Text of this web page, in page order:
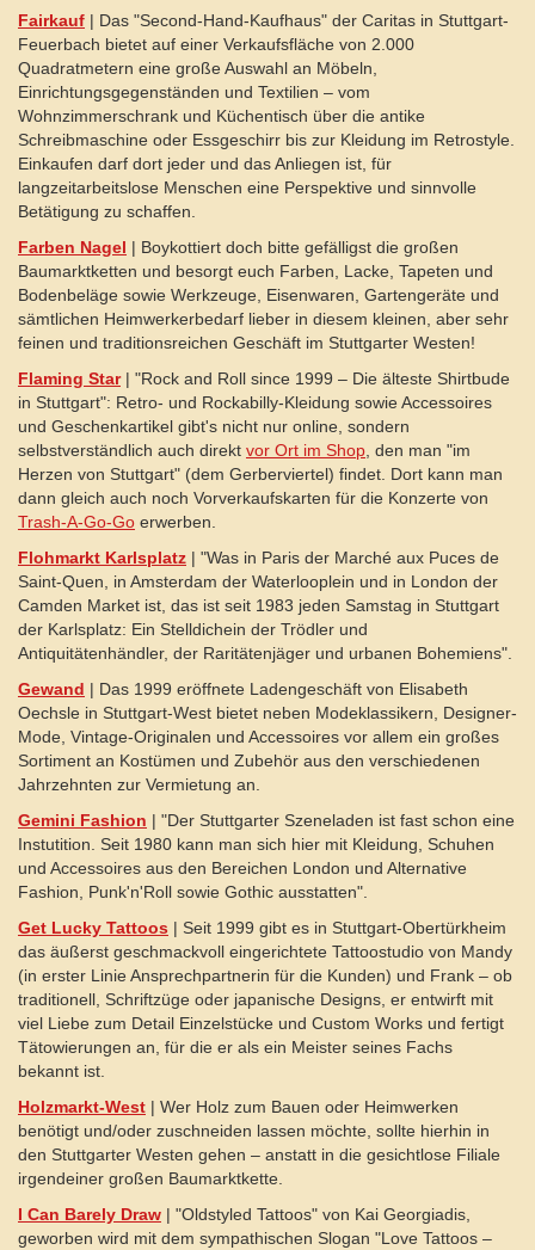
Fairkauf | Das "Second-Hand-Kaufhaus" der Caritas in Stuttgart-
Feuerbach bietet auf einer Verkaufsfläche von 2.000
Quadratmetern eine große Auswahl an Möbeln,
Einrichtungsgegenständen und Textilien – vom
Wohnzimmerschrank und Küchentisch über die antike
Schreibmaschine oder Essgeschirr bis zur Kleidung im Retrostyle.
Einkaufen darf dort jeder und das Anliegen ist, für
langzeitarbeitslose Menschen eine Perspektive und sinnvolle
Betätigung zu schaffen.
Farben Nagel | Boykottiert doch bitte gefälligst die großen
Baumarktketten und besorgt euch Farben, Lacke, Tapeten und
Bodenbeläge sowie Werkzeuge, Eisenwaren, Gartengeräte und
sämtlichen Heimwerkerbedarf lieber in diesem kleinen, aber sehr
feinen und traditionsreichen Geschäft im Stuttgarter Westen!
Flaming Star| "Rock and Roll since 1999 – Die älteste Shirtbude
in Stuttgart": Retro- und Rockabilly-Kleidung sowie Accessoires
und Geschenkartikel gibt's nicht nur online, sondern
selbstverständlich auch direkt vor Ort im Shop , den man "im
Herzen von Stuttgart" (dem Gerberviertel) findet. Dort kann man
dann gleich auch noch Vorverkaufskarten für die Konzerte von
Trash-A-Go-Go erwerben.
Flohmarkt Karlsplatz | "Was in Paris der Marché aux Puces de
Saint-Quen, in Amsterdam der Waterlooplein und in London der
Camden Market ist, das ist seit 1983 jeden Samstag in Stuttgart
der Karlsplatz: Ein Stelldichein der Trödler und
Antiquitätenhändler, der Raritätenjäger und urbanen Bohemiens".
Gewand | Das 1999 eröffnete Ladengeschäft von Elisabeth
Oechsle in Stuttgart-West bietet neben Modeklassikern, Designer-
Mode, Vintage-Originalen und Accessoires vor allem ein großes
Sortiment an Kostümen und Zubehör aus den verschiedenen
Jahrzehnten zur Vermietung an.
Gemini Fashion | "Der Stuttgarter Szeneladen ist fast schon eine
Instutition. Seit 1980 kann man sich hier mit Kleidung, Schuhen
und Accessoires aus den Bereichen London und Alternative
Fashion, Punk'n'Roll sowie Gothic ausstatten".
Get Lucky Tattoos | Seit 1999 gibt es in Stuttgart-Obertürkheim
das äußerst geschmackvoll eingerichtete Tattoostudio von Mandy
(in erster Linie Ansprechpartnerin für die Kunden) und Frank – ob
traditionell, Schriftzüge oder japanische Designs, er entwirft mit
viel Liebe zum Detail Einzelstücke und Custom Works und fertigt
Tätowierungen an, für die er als ein Meister seines Fachs
bekannt ist.
Holzmarkt-West | Wer Holz zum Bauen oder Heimwerken
benötigt und/oder zuschneiden lassen möchte, sollte hierhin in
den Stuttgarter Westen gehen – anstatt in die gesichtlose Filiale
irgendeiner großen Baumarktkette.
I Can Barely Draw | "Oldstyled Tattoos" von Kai Georgiadis,
geworben wird mit dem sympathischen Slogan "Love Tattoos –